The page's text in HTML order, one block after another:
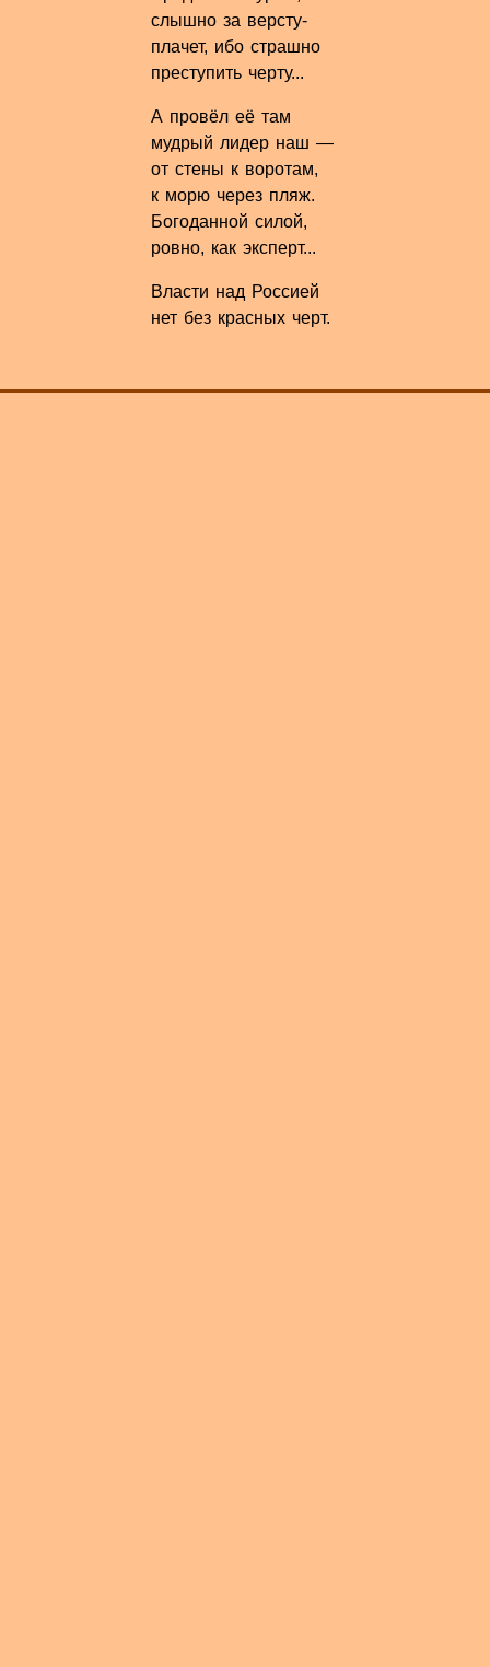
слышно за версту-
плачет, ибо страшно
преступить черту...
А провёл её там
мудрый лидер наш —
от стены к воротам,
к морю через пляж.
Богоданной силой,
ровно, как эксперт...
Власти над Россией
нет без красных черт.